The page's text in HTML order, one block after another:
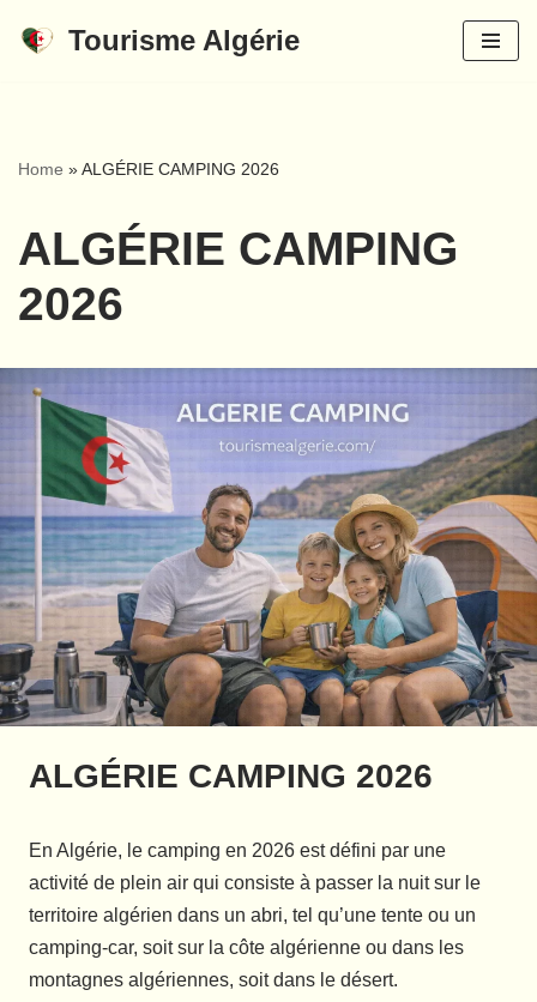
Tourisme Algérie
Home »ALGÉRIE CAMPING 2026
ALGÉRIE CAMPING
2026
ALGÉRIE CAMPING 2026
En Algérie, le camping en 2026 est défini par une
activité de plein air qui consiste à passer la nuit sur le
territoire algérien dans un abri, tel qu’une tente ou un
camping-car, soit sur la côte algérienne ou dans les
montagnes algériennes, soit dans le désert.